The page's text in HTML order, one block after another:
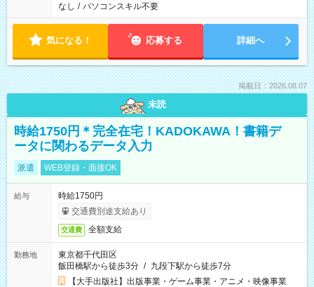
なし / パソコンスキル不要
気になる！ 応募する 詳細へ
掲載日：2026.08.07
未読
時給1750円＊完全在宅！KADOKAWA！書籍デ
ータに関わるデータ入力
派遣 WEB登録・面接OK
給与
時給1750円
交通費別途支給あり
交通費 全額支給
勤務地
東京都千代田区
飯田橋駅から徒歩3分 / 九段下駅から徒歩7分
【大手出版社】出版事業・ゲーム事業・アニメ・映像事業